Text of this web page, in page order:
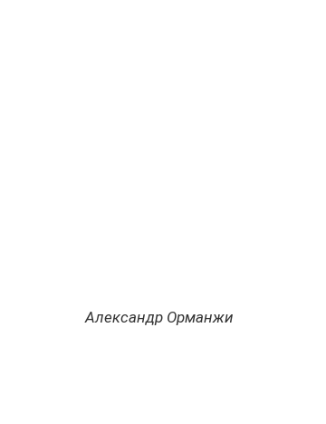
Александр Орманжи